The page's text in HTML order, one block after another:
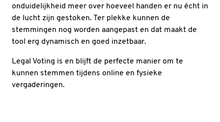
onduidelijkheid meer over hoeveel handen er nu écht in
de lucht zijn gestoken. Ter plekke kunnen de
stemmingen nog worden aangepast en dat maakt de
tool erg dynamisch en goed inzetbaar.
Legal Voting is en blijft de perfecte manier om te
kunnen stemmen tijdens online en fysieke
vergaderingen.